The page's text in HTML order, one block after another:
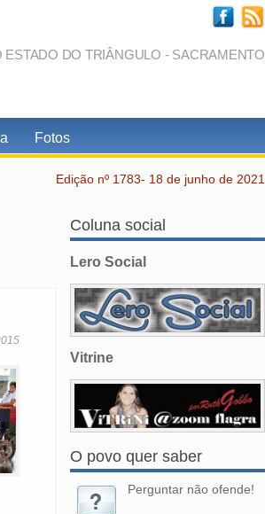
ESTADO DO TRIÂNGULO - SACRAMENTO
Fotos
Edição nº 1783- 18 de junho de 2021
Coluna social
Lero Social
Vitrine
O povo quer saber
Perguntar não ofende!